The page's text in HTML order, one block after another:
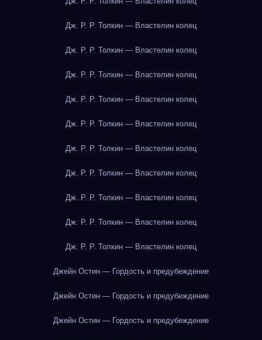
Дж. Р. Р. Толкин — Властелин колец
Дж. Р. Р. Толкин — Властелин колец
Дж. Р. Р. Толкин — Властелин колец
Дж. Р. Р. Толкин — Властелин колец
Дж. Р. Р. Толкин — Властелин колец
Дж. Р. Р. Толкин — Властелин колец
Дж. Р. Р. Толкин — Властелин колец
Дж. Р. Р. Толкин — Властелин колец
Дж. Р. Р. Толкин — Властелин колец
Дж. Р. Р. Толкин — Властелин колец
Джейн Остин — Гордость и предубеждение
Джейн Остин — Гордость и предубеждение
Джейн Остин — Гордость и предубеждение